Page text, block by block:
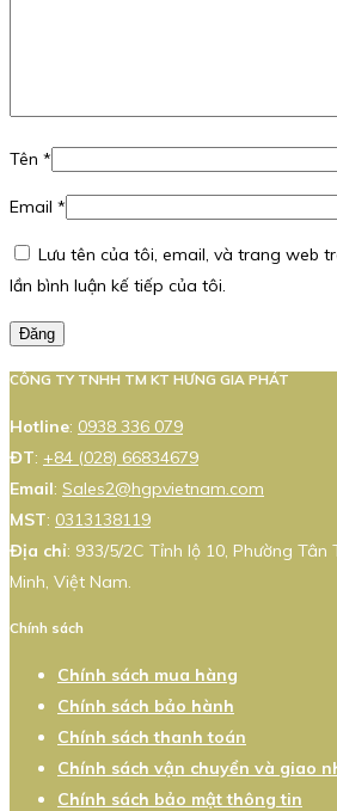
Tên *
Email *
Lưu tên của tôi, email, và trang web
lần bình luận kế tiếp của tôi.
Đăng
CÔNG TY TNHH TM KT HƯNG GIA PHÁT
Hotline: 0938 336 079
ĐT: +84 (028) 66834679
Email: Sales2@hgpvietnam.com
MST: 0313138119
Địa chỉ: 933/5/2C Tỉnh lộ 10, Phường
Minh, Việt Nam.
Chính sách
Chính sách mua hàng
Chính sách bảo hành
Chính sách thanh toán
Chính sách vận chuyển và giao
Chính sách bảo mật thông tin